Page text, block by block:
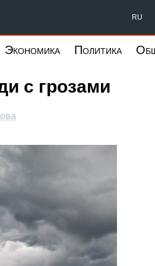
RU
Экономика Политика
с грозами